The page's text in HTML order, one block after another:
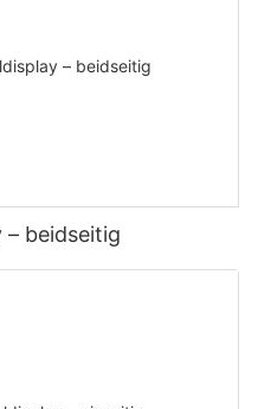
– beidseitig